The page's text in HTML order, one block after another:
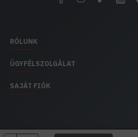
RÓLUNK
ÜGYFÉLSZOLGÁLAT
SAJÁT FIÓK
EH IMPEX / Copyright © 1991-